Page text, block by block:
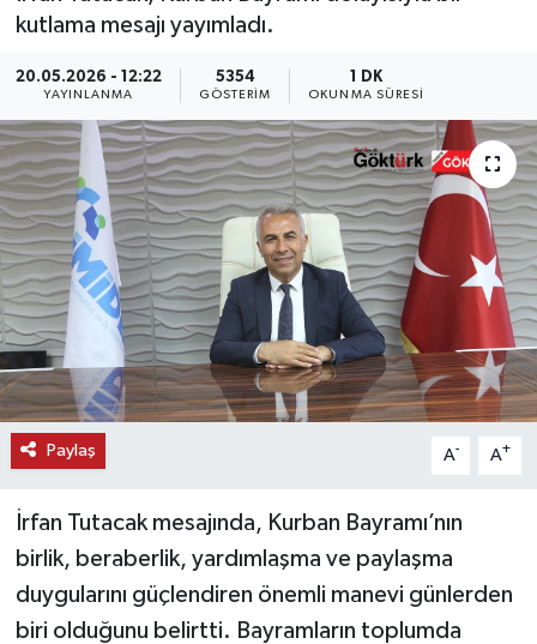
kutlama mesajı yayımladı.
20.05.2026 - 12:22
YAYINLANMA
5354
GÖSTERIM
1 DK
OKUNMA SÜRESI
Paylaş A- A+
İrfan Tutacak mesajında, Kurban Bayramı’nın
birlik, beraberlik, yardımlaşma ve paylaşma
duygularını güçlendiren önemli manevi günlerden
biri olduğunu belirtti. Bayramların toplumda
KEMERBURGAZ
KÜLTÜR - SANAT
MAGAZİN
ÖZEL HABER
SAĞLIK
SPOR
TEKNOLOJİ
TİCARET
YAŞAM